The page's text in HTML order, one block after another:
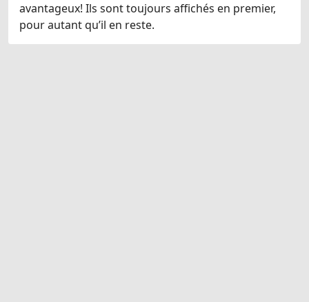
avantageux! Ils sont toujours affichés en premier,
pour autant qu’il en reste.